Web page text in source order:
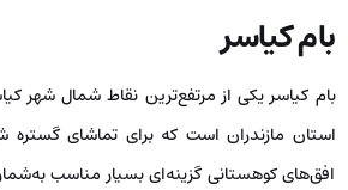
بام کیاسر
بام کیاسر یکی از مرتفع‌ترین نقاط شمال شهر
استان مازندران است که برای تماشای گستره‌
افق‌های کوهستانی گزینه‌ای بسیار مناسب